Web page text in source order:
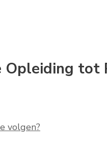
Opleiding tot
volgen?